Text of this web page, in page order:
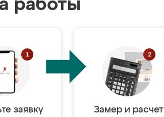
работы
заявку Замер и расчет